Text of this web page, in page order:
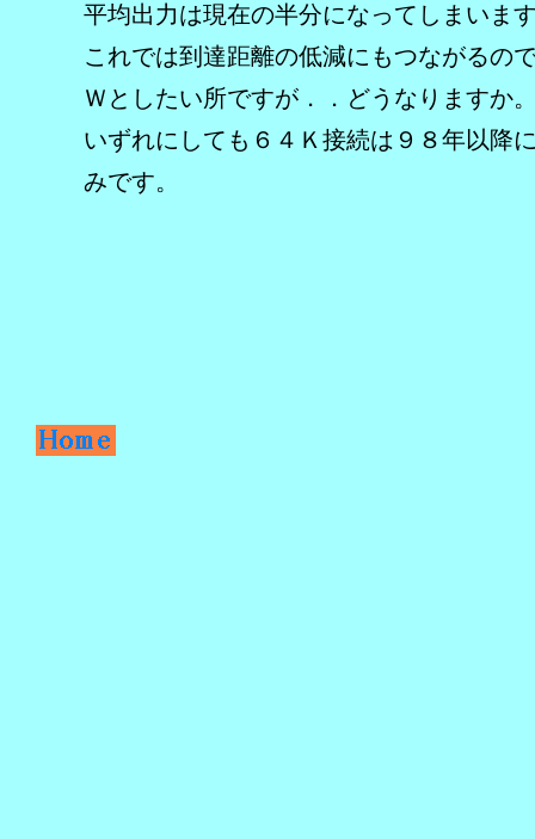
平均出力は現在の半分になってしまいま
これでは到達距離の低減にもつながるの
Ｗとしたい所ですが．．どうなりますか
いずれにしても６４Ｋ接続は９８年以降
みです。